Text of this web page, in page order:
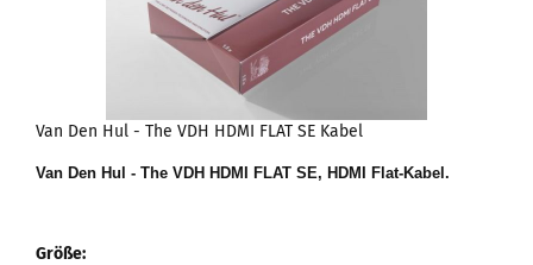
Van Den Hul - The VDH HDMI FLAT SE Kabel
Van Den Hul - The VDH HDMI FLAT SE, HDMI Flat-Kabel.
Größe: